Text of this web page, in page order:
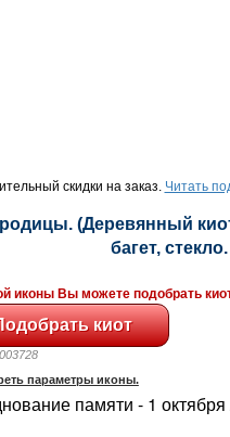
скидки на заказ. Читать
(Деревянный
багет, стекло.
иконы Вы можете подобрать
параметры иконы.
памяти - 1 октября